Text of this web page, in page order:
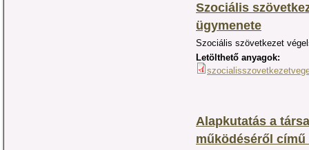
Szociális
ügymenete
Szociális szövetkezet
Letölthető anyagok:
Alapkutatás a
működéséről című